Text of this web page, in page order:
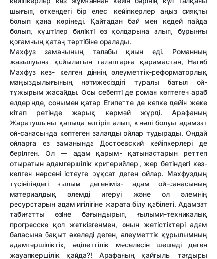
шығып, өткендегі бір елес, кейіпкерлер аңыз сияқты
болып қана көрінеді. Қайтадан бай мен кедей пайда
болып, күштілер билікті өз қолдарына алып, бұрынғы
қоғамның қатаң тәртібіне оралады.
Махфуз заманының талабы қиын еді. Романның
жазылуына қойылатын талаптарға қарамастан, Нагиб
Махфуз кез- келген діннің әлеуметтік-реформаторлық
маңыздылығының нәтижесіздігі туралы батыл ой-
тұжырым жасайды. Осы себепті де роман көптеген араб
елдерінде, сонымен қатар Египетте де көпке дейін жеке
кітап ретінде жарық көрмей жүрді. Арафаның
Жаратушыны қапыда өлтіріп алып, кінәлі болуы адамзат
ой-санасында көптеген залалды ойлар тудырады. Ондай
ойларға өз заманында Достоевский кейіпкерлері де
берілген. Ол — адам қарым- қатынастарын реттеп
отыратын адамгершілік критерийлері, жер бетіндегі кез-
келген нәрсені істеуге рұқсат деген ойлар. Махфуздың
түсінігіндегі ғылым дегеніміз- адам ой-санасының
материалдық әлемді игеруі және ол әлемнің
ресурстарын адам игілігіне жарата білу қабілеті. Адамзат
табиғатты өзіне бағындырып, ғылыми-техникалық
прогресске қол жеткізгенмен, оның жетістіктері адам
баласына бақыт әкеледі деген, әлеуметтік құрылымның
адамгершіліктік, әділеттілік мәселесін шешеді деген
жауапкершілік қайда?! Арафаның қайғылы тағдыры